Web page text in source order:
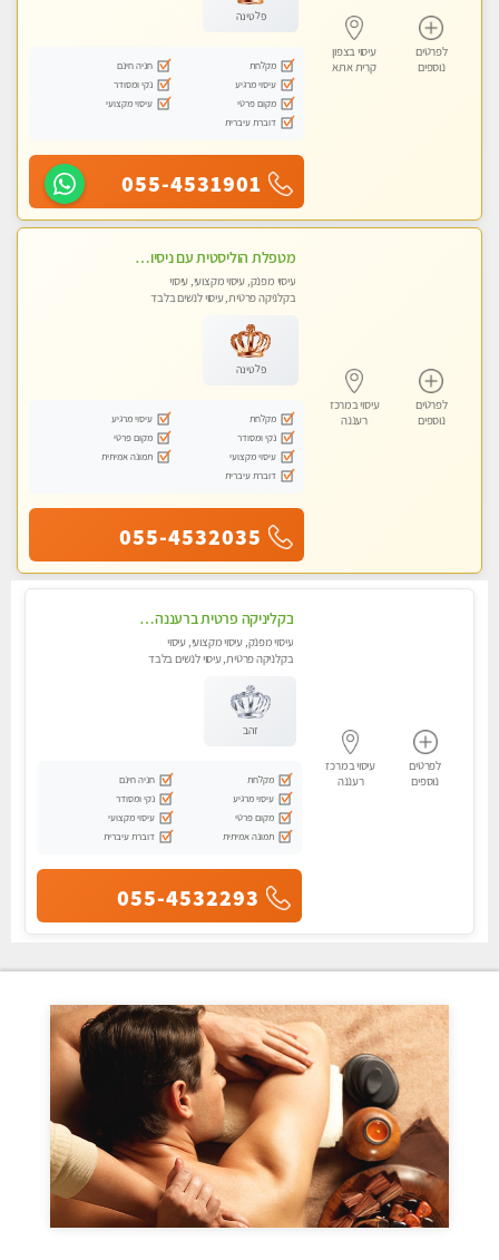
לפרטים
נוספים
עיסוי בצפון
קרית אתא
פלטינה
מקלחת
חניה חינם
עיסוי מרגיע
נקי ומסודר
מקום פרטי
עיסוי מקצועי
דוברת עיברית
055-4531901
לפרטים
נוספים
עיסוי במרכז
רעננה
מטפלת הוליסטית עם ניסיון מעל עשור. עיסוי הוליסטי לגוף ולנשמה עם שמנים חמים מתאים: לגברים/נשים ונשים בהריון . ומקצועית ברמה גבוהה
עיסוי מפנק, עיסוי מקצועי, עיסוי
בקלניקה פרטית, עיסוי לנשים בלבד
פלטינה
מקלחת
עיסוי מרגיע
נקי ומסודר
מקום פרטי
עיסוי מקצועי
תמונה אמיתית
דוברת עיברית
055-4532035
לפרטים
נוספים
עיסוי במרכז
רעננה
בקליניקה פרטית ברעננה עיסוי לחידוש אנרגיות עיסוי מומלץ מאוד !
עיסוי מפנק, עיסוי מקצועי, עיסוי
בקלניקה פרטית, עיסוי לנשים בלבד
זהב
מקלחת
חניה חינם
עיסוי מרגיע
נקי ומסודר
מקום פרטי
עיסוי מקצועי
תמונה אמיתית
דוברת עיברית
055-4532293